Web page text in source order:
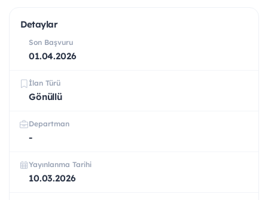
Detaylar
Son Başvuru
01.04.2026
İlan Türü
Gönüllü
Departman
-
Yayınlanma Tarihi
10.03.2026